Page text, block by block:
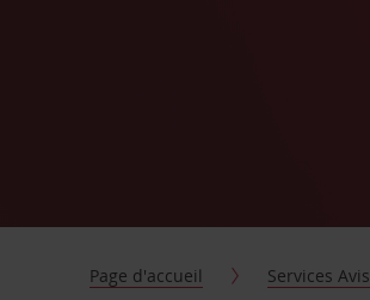
Page d'accueil Services Avis